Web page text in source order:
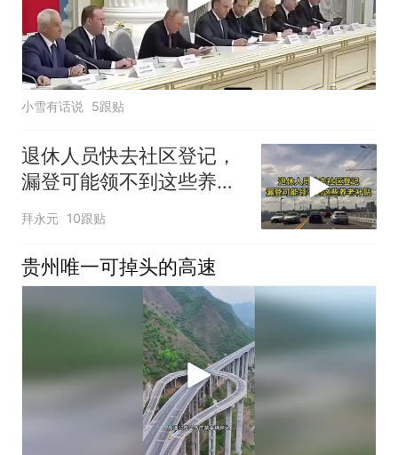
小雪有话说 5跟贴
退休人员快去社区登记，
漏登可能领不到这些养老
补贴
拜永元 10跟贴
贵州唯一可掉头的高速